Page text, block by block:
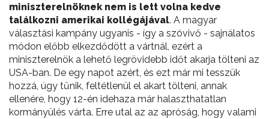
miniszterelnöknek nem is lett volna kedve
találkozni amerikai kollégájával. A magyar
választási kampány ugyanis - így a szóvivő - sajnálatos
módon előbb elkezdődött a vártnál, ezért a
miniszterelnök a lehető legrövidebb időt akarja tölteni az
USA-ban. De egy napot azért, és ezt már mi tesszük
hozzá, úgy tűnik, feltétlenül el akart tölteni, annak
ellenére, hogy 12-én idehaza már halaszthatatlan
kormányülés várta. Erre utal az az apróság, hogy valami